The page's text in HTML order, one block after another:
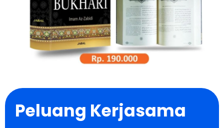
Peluang Kerjasama